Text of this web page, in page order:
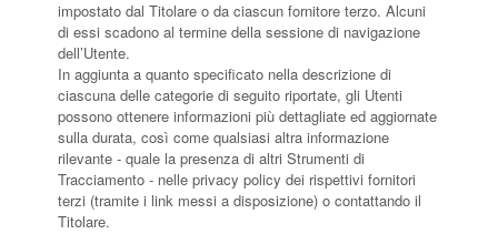
impostato dal Titolare o da ciascun fornitore terzo. Alcuni
di essi scadono al termine della sessione di navigazione
dell’Utente.
In aggiunta a quanto specificato nella descrizione di
ciascuna delle categorie di seguito riportate, gli Utenti
possono ottenere informazioni più dettagliate ed aggiornate
sulla durata, così come qualsiasi altra informazione
rilevante - quale la presenza di altri Strumenti di
Tracciamento - nelle privacy policy dei rispettivi fornitori
terzi (tramite i link messi a disposizione) o contattando il
Titolare.